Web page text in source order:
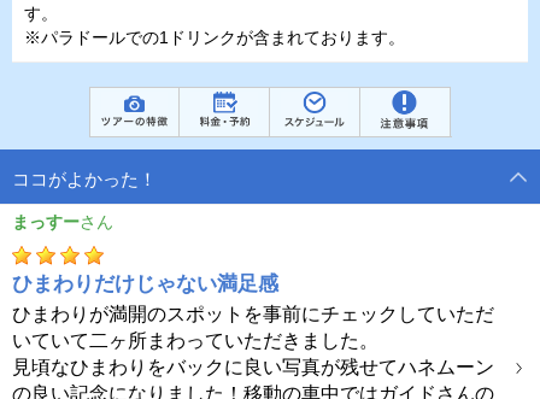
す。
※パラドールでの1ドリンクが含まれております。
ココがよかった！
まっすー
ひまわりだけじゃない満足感
ひまわりが満開のスポットを事前にチェックしていただ
いていて二ヶ所まわっていただきました。
見頃なひまわりをバックに良い写真が残せてハネムーン
の良い記念になりました！移動の車中ではガイドさんの